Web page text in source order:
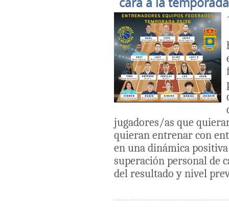
jugadores/as que
quieran entrenar con
en una dinámica
superación personal de
del resultado y nivel